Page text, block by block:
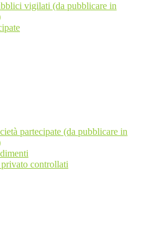
vigilati (da pubblicare in
partecipate (da pubblicare in
controllati